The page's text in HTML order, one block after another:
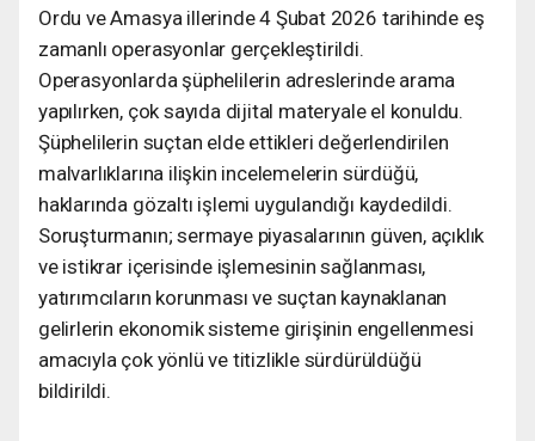
Ordu ve Amasya illerinde 4 Şubat 2026 tarihinde eş
zamanlı operasyonlar gerçekleştirildi.
Operasyonlarda şüphelilerin adreslerinde arama
yapılırken, çok sayıda dijital materyale el konuldu.
Şüphelilerin suçtan elde ettikleri değerlendirilen
malvarlıklarına ilişkin incelemelerin sürdüğü,
haklarında gözaltı işlemi uygulandığı kaydedildi.
Soruşturmanın; sermaye piyasalarının güven, açıklık
ve istikrar içerisinde işlemesinin sağlanması,
yatırımcıların korunması ve suçtan kaynaklanan
gelirlerin ekonomik sisteme girişinin engellenmesi
amacıyla çok yönlü ve titizlikle sürdürüldüğü
bildirildi.